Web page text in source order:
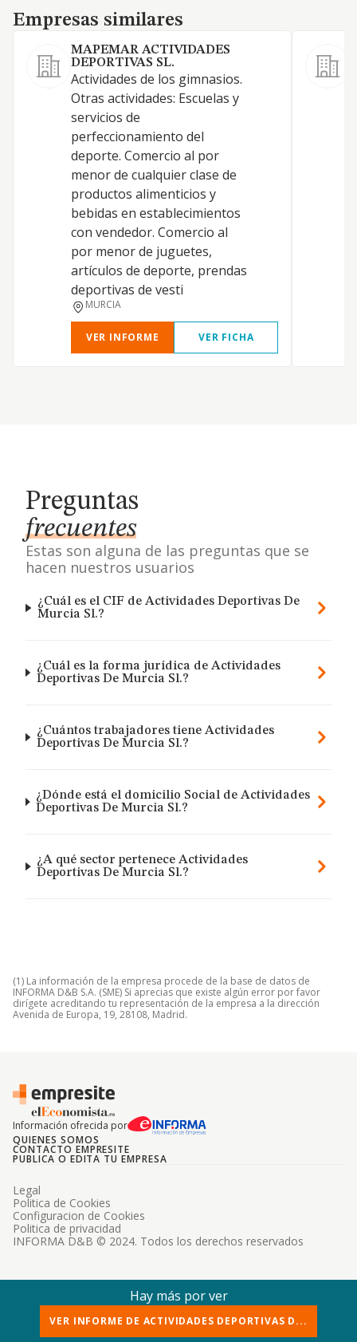
Empresas similares
Empresas similares
MAPEMAR ACTIVIDADES
DEPORTIVAS SL.
Actividades de los gimnasios.
Otras actividades: Escuelas y
servicios de
perfeccionamiento del
deporte. Comercio al por
menor de cualquier clase de
productos alimenticios y
bebidas en establecimientos
con vendedor. Comercio al
por menor de juguetes,
artículos de deporte, prendas
deportivas de vesti
MURCIA
VER INFORME VER FICHA
Preguntas
frecuentes
Estas son alguna de las preguntas que se
hacen nuestros usuarios
¿Cuál es el CIF de Actividades Deportivas De
Murcia Sl.?
¿Cuál es la forma jurídica de Actividades
Deportivas De Murcia Sl.?
¿Cuántos trabajadores tiene Actividades
Deportivas De Murcia Sl.?
¿Dónde está el domicilio Social de Actividades
Deportivas De Murcia Sl.?
¿A qué sector pertenece Actividades
Deportivas De Murcia Sl.?
(1) La información de la empresa procede de la base de datos de
INFORMA D&B S.A. (SME) Si aprecias que existe algún error por favor
dirígete acreditando tu representación de la empresa a la dirección
Avenida de Europa, 19, 28108, Madrid.
Información ofrecida por
QUIENES SOMOS
CONTACTO EMPRESITE
PUBLICA O EDITA TU EMPRESA
INFORMA D&B © 2024. Todos los derechos reservados
Legal
Politica de Cookies
Configuracion de Cookies
Politica de privacidad
Hay más por ver
VER INFORME DE ACTIVIDADES DEPORTIVAS D...